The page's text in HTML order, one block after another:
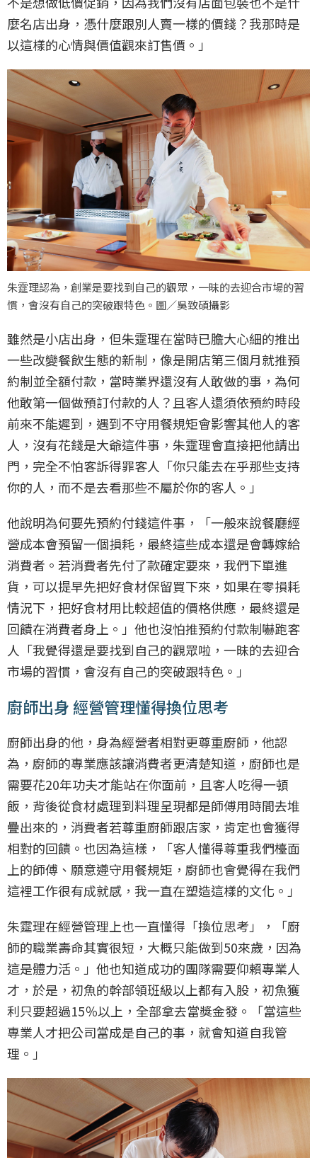
麼名店出身，憑什麼跟別人賣一樣的價錢？我那時是
以這樣的心情與價值觀來訂售價。」
朱𩃀理認為，創業是要找到自己的觀眾，一昧的去迎合市場的習
慣，會沒有自己的突破跟特色。圖／吳致碩攝影
雖然是小店出身，但朱𩃀理在當時已膽大心細的推出
一些改變餐飲生態的新制，像是開店第三個月就推預
約制並全額付款，當時業界還沒有人敢做的事，為何
他敢第一個做預訂付款的人？且客人還須依預約時段
前來不能遲到，遇到不守用餐規矩會影響其他人的客
人，沒有花錢是大爺這件事，朱𩃀理會直接把他請出
門，完全不怕客訴得罪客人「你只能去在乎那些支持
你的人，而不是去看那些不屬於你的客人。」
他說明為何要先預約付錢這件事，「一般來說餐廳經
營成本會預留一個損耗，最終這些成本還是會轉嫁給
消費者。若消費者先付了款確定要來，我們下單進
貨，可以提早先把好食材保留買下來，如果在零損耗
情況下，把好食材用比較超值的價格供應，最終還是
回饋在消費者身上。」他也沒怕推預約付款制嚇跑客
人「我覺得還是要找到自己的觀眾啦，一昧的去迎合
市場的習慣，會沒有自己的突破跟特色。」
廚師出身 經營管理懂得換位思考
廚師出身的他，身為經營者相對更尊重廚師，他認
為，廚師的專業應該讓消費者更清楚知道，廚師也是
需要花20年功夫才能站在你面前，且客人吃得一頓
飯，背後從食材處理到料理呈現都是師傅用時間去堆
疊出來的，消費者若尊重廚師跟店家，肯定也會獲得
相對的回饋。也因為這樣，「客人懂得尊重我們檯面
上的師傅、願意遵守用餐規矩，廚師也會覺得在我們
這裡工作很有成就感，我一直在塑造這樣的文化。」
朱𩃀理在經營管理上也一直懂得「換位思考」，「廚
師的職業壽命其實很短，大概只能做到50來歲，因為
這是體力活。」他也知道成功的團隊需要仰賴專業人
才，於是，初魚的幹部領班級以上都有入股，初魚獲
利只要超過15％以上，全部拿去當獎金發。「當這些
專業人才把公司當成是自己的事，就會知道自我管
理。」